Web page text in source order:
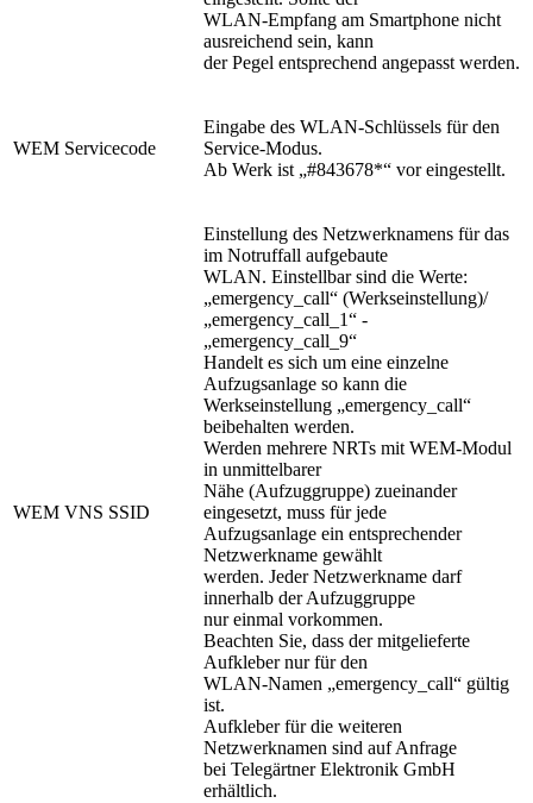
WLAN-Empfang am Smartphone nicht
ausreichend sein, kann
der Pegel entsprechend angepasst werden.
WEM Servicecode
Eingabe des WLAN-Schlüssels für den
Service-Modus.
Ab Werk ist „#843678*“ vor eingestellt.
WEM VNS SSID
Einstellung des Netzwerknamens für das
im Notruffall aufgebaute
WLAN. Einstellbar sind die Werte:
„emergency_call“ (Werkseinstellung)/
„emergency_call_1“ -
„emergency_call_9“
Handelt es sich um eine einzelne
Aufzugsanlage so kann die
Werkseinstellung „emergency_call“
beibehalten werden.
Werden mehrere NRTs mit WEM-Modul
in unmittelbarer
Nähe (Aufzuggruppe) zueinander
eingesetzt, muss für jede
Aufzugsanlage ein entsprechender
Netzwerkname gewählt
werden. Jeder Netzwerkname darf
innerhalb der Aufzuggruppe
nur einmal vorkommen.
Beachten Sie, dass der mitgelieferte
Aufkleber nur für den
WLAN-Namen „emergency_call“ gültig
ist.
Aufkleber für die weiteren
Netzwerknamen sind auf Anfrage
bei Telegärtner Elektronik GmbH
erhältlich.